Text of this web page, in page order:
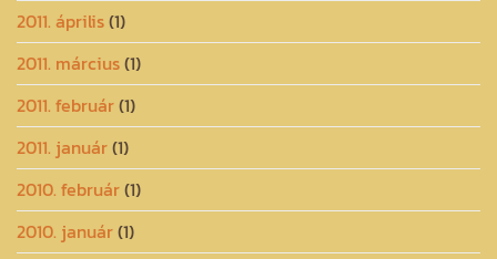
2011. április(1)
2011. március(1)
2011. február(1)
2011. január(1)
2010. február(1)
2010. január(1)